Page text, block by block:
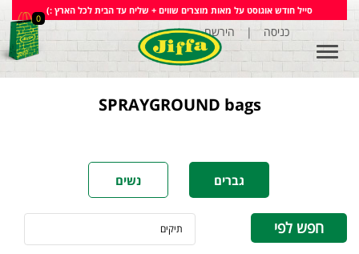
סייל חודש אוגוסט על מאות מוצרים שווים + שליח עד הבית לכל הארץ :)
Toggle
navigation
כניסה | הירשם
0
SPRAYGROUND bags
גברים נשים
תיקים חפש לפי